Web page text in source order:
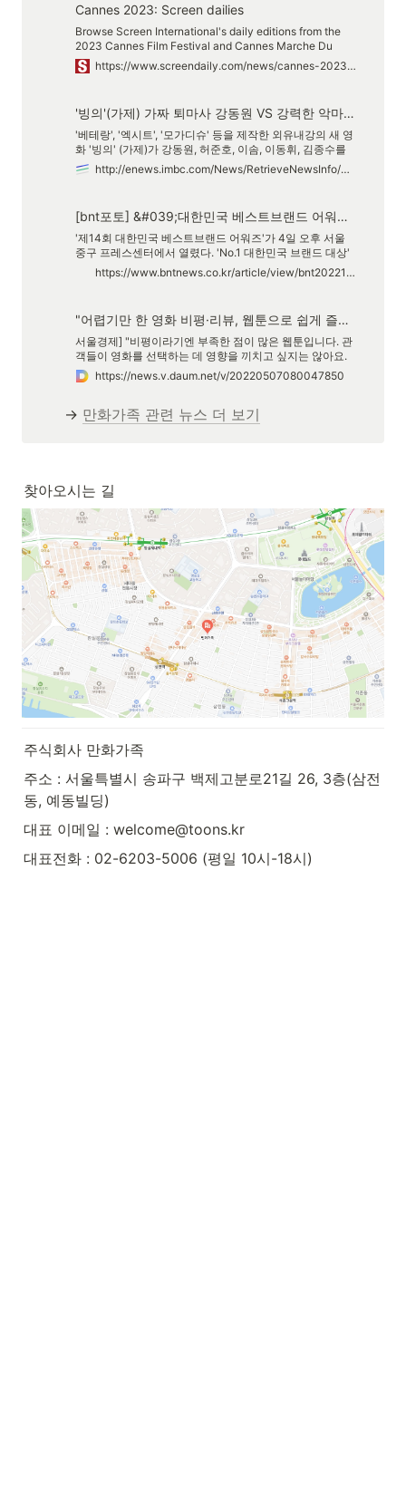
Cannes 2023: Screen dailies
Browse Screen International's daily editions from the
2023 Cannes Film Festival and Cannes Marche Du
Film.
https://www.screendaily.com/news/cannes-2023-screen-dailies/5182049.article
'빙의'(가제) 가짜 퇴마사 강동원 VS 강력한 악마 허준호 캐스팅 완료
'베테랑', '엑시트', '모가디슈' 등을 제작한 외유내강의 새 영
화 '빙의' (가제)가 강동원, 허준호, 이솜, 이동휘, 김종수를
비롯한 모든 캐스팅을 완료하고 9월 14일(수) 크랭크인했
다. [제공/배급: CJ ENM | 제작: ㈜외유내강 | 공동제작: 세
http://enews.imbc.com/News/RetrieveNewsInfo/360075
[bnt포토] &#039;대한민국 베스트브랜드 어워즈&#039;에서 기념촬영하는 김재원
'제14회 대한민국 베스트브랜드 어워즈'가 4일 오후 서울
중구 프레스센터에서 열렸다. 'No.1 대한민국 브랜드 대상'
웹툰서비스 부문에 만화가족(대표
https://www.bntnews.co.kr/article/view/bnt202210060062
"어렵기만 한 영화 비평·리뷰, 웹툰으로 쉽게 즐겨요"
서울경제] "비평이라기엔 부족한 점이 많은 웹툰입니다. 관
객들이 영화를 선택하는 데 영향을 끼치고 싶지는 않아요.
다만 영화를 보고 나서 친구와 아무 말이나 나누고, 생각을
공유하는 경험을 제공하고자 합니다. 작품을 생활로 가져오
장센·피카레스크 같은 용어들부터 그렇다. '기생충'이 화제
였을 때
https://news.v.daum.net/v/20220507080047850
→ 만화가족 관련 뉴스 더 보기
찾아오시는 길
주식회사 만화가족
주소 : 서울특별시 송파구 백제고분로21길 26, 3층(삼전
동, 예동빌딩)
대표 이메일 : welcome@toons.kr
대표전화 : 02-6203-5006 (평일 10시-18시)